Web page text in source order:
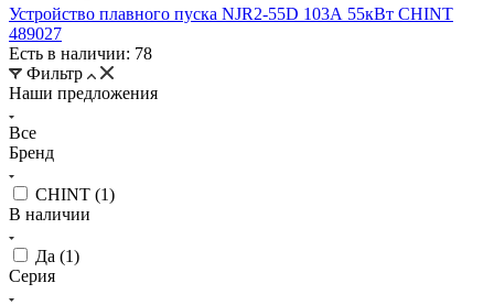
Устройство плавного пуска NJR2-55D 103А 55кВт CHINT
489027
Есть в наличии: 78
Фильтр
Наши предложения
Все
Бренд
CHINT (1)
В наличии
Да (1)
Серия